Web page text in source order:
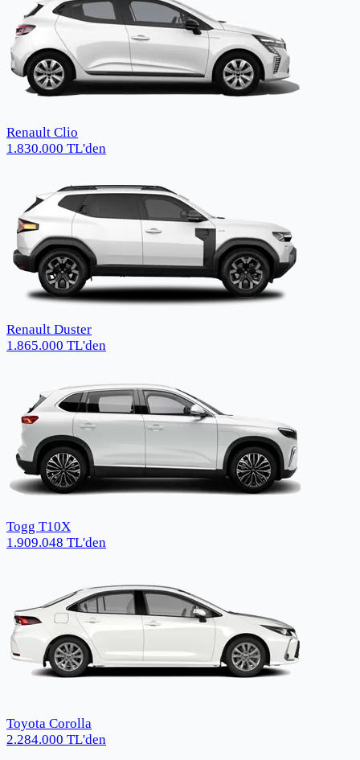
Renault Clio
1.830.000 TL'den
Renault Duster
1.865.000 TL'den
Togg T10X
1.909.048 TL'den
Toyota Corolla
2.284.000 TL'den